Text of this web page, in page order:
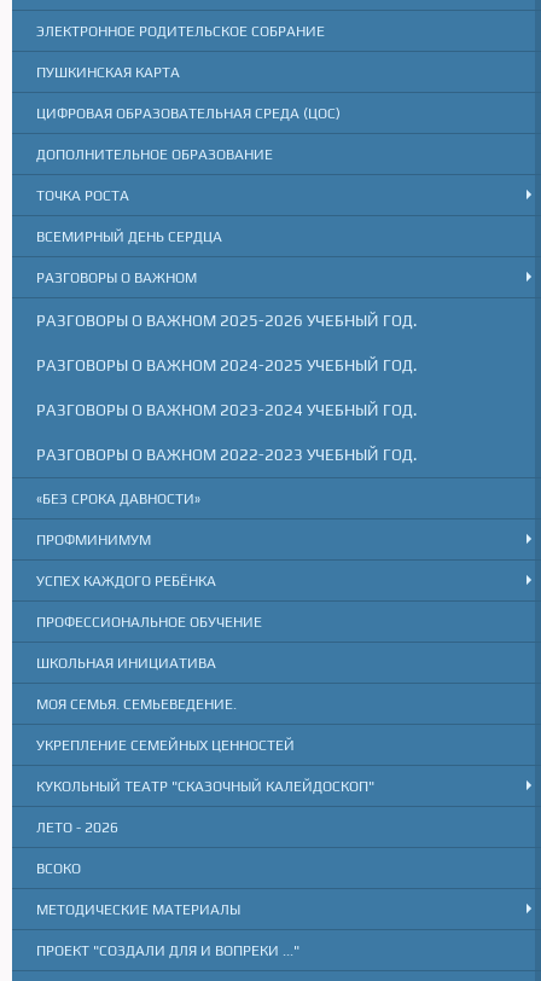
ЭЛЕКТРОННОЕ РОДИТЕЛЬСКОЕ СОБРАНИЕ
ПУШКИНСКАЯ КАРТА
ЦИФРОВАЯ ОБРАЗОВАТЕЛЬНАЯ СРЕДА (ЦОС)
ДОПОЛНИТЕЛЬНОЕ ОБРАЗОВАНИЕ
ТОЧКА РОСТА
ВСЕМИРНЫЙ ДЕНЬ СЕРДЦА
РАЗГОВОРЫ О ВАЖНОМ
РАЗГОВОРЫ О ВАЖНОМ 2025-2026 УЧЕБНЫЙ ГОД.
РАЗГОВОРЫ О ВАЖНОМ 2024-2025 УЧЕБНЫЙ ГОД.
РАЗГОВОРЫ О ВАЖНОМ 2023-2024 УЧЕБНЫЙ ГОД.
РАЗГОВОРЫ О ВАЖНОМ 2022-2023 УЧЕБНЫЙ ГОД.
«БЕЗ СРОКА ДАВНОСТИ»
ПРОФМИНИМУМ
УСПЕХ КАЖДОГО РЕБЁНКА
ПРОФЕССИОНАЛЬНОЕ ОБУЧЕНИЕ
ШКОЛЬНАЯ ИНИЦИАТИВА
МОЯ СЕМЬЯ. СЕМЬЕВЕДЕНИЕ.
УКРЕПЛЕНИЕ СЕМЕЙНЫХ ЦЕННОСТЕЙ
КУКОЛЬНЫЙ ТЕАТР "СКАЗОЧНЫЙ КАЛЕЙДОСКОП"
ЛЕТО - 2026
ВСОКО
МЕТОДИЧЕСКИЕ МАТЕРИАЛЫ
ПРОЕКТ "СОЗДАЛИ ДЛЯ И ВОПРЕКИ ..."